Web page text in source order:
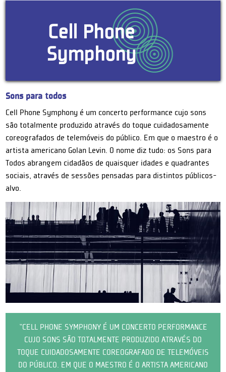
Cell Phone
Symphony
Sons para todos
Cell Phone Symphony é um concerto performance cujo sons
são totalmente produzido através do toque cuidadosamente
coreografados de telemóveis do público. Em que o maestro é o
artista americano Golan Levin. O nome diz tudo: os Sons para
Todos abrangem cidadãos de quaisquer idades e quadrantes
sociais, através de sessões pensadas para distintos públicos-
alvo.
"CELL PHONE SYMPHONY É UM CONCERTO PERFORMANCE
CUJO SONS SÃO TOTALMENTE PRODUZIDO ATRAVÉS DO
TOQUE CUIDADOSAMENTE COREOGRAFADO DE TELEMÓVEIS
DO PÚBLICO. EM QUE O MAESTRO É O ARTISTA AMERICANO